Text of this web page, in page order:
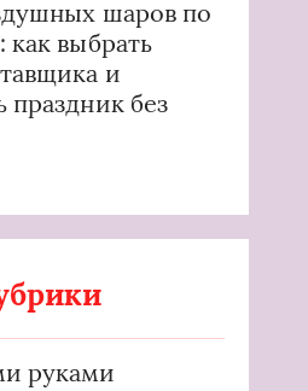
шаров по
выбрать
и
праздник без
руками